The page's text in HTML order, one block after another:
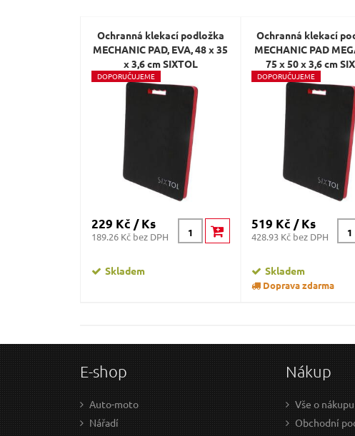
Ochranná klekací podložka
MECHANIC PAD, EVA, 48 x 35
x 3,6 cm SIXTOL
DOPORUČUJEME
229 Kč / Ks
189.26 Kč bez DPH
Skladem
Ochranná klekací
MECHANIC PAD
75 x 50 x 3,6 cm
DOPORUČUJEME
519 Kč / Ks
428.93 Kč bez DPH
Skladem
Doprava zdarma
E-shop
Auto-moto
Nářadí
Nákup
Vše o nákupu
Obchodní